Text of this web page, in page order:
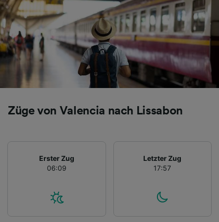
Züge von Valencia nach Lissabon
Erster Zug
06:09
Letzter Zug
17:57